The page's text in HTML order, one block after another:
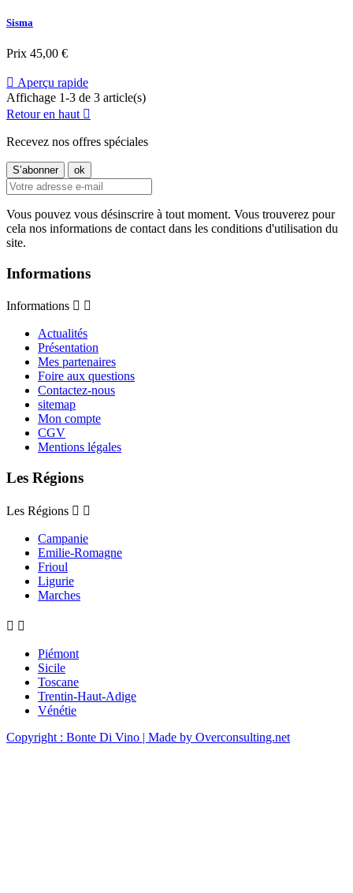
Sisma
Prix 45,00 €
 Aperçu rapide
Affichage 1-3 de 3 article(s)
Retour en haut 
Recevez nos offres spéciales
Vous pouvez vous désinscrire à tout moment. Vous trouverez pour
cela nos informations de contact dans les conditions d'utilisation du
site.
Informations
Informations  
Actualités
Présentation
Mes partenaires
Foire aux questions
Contactez-nous
sitemap
Mon compte
CGV
Mentions légales
Les Régions
Les Régions  
Campanie
Emilie-Romagne
Frioul
Ligurie
Marches
 
Piémont
Sicile
Toscane
Trentin-Haut-Adige
Vénétie
Copyright : Bonte Di Vino | Made by Overconsulting.net